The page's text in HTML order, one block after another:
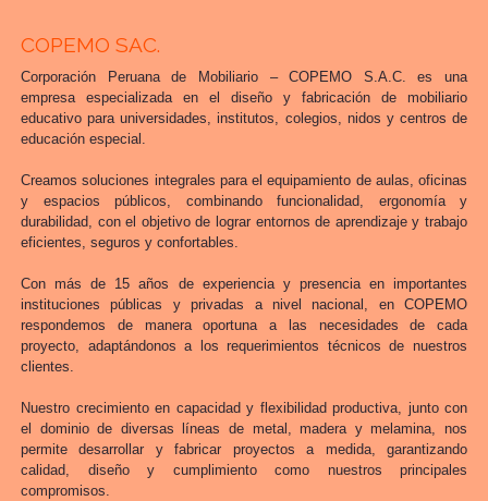
COPEMO SAC.
Corporación Peruana de Mobiliario – COPEMO S.A.C. es una
empresa especializada en el diseño y fabricación de mobiliario
educativo para universidades, institutos, colegios, nidos y centros de
educación especial.
Creamos soluciones integrales para el equipamiento de aulas, oficinas
y espacios públicos, combinando funcionalidad, ergonomía y
durabilidad, con el objetivo de lograr entornos de aprendizaje y trabajo
eficientes, seguros y confortables.
Con más de 15 años de experiencia y presencia en importantes
instituciones públicas y privadas a nivel nacional, en COPEMO
respondemos de manera oportuna a las necesidades de cada
proyecto, adaptándonos a los requerimientos técnicos de nuestros
clientes.
Nuestro crecimiento en capacidad y flexibilidad productiva, junto con
el dominio de diversas líneas de metal, madera y melamina, nos
permite desarrollar y fabricar proyectos a medida, garantizando
calidad, diseño y cumplimiento como nuestros principales
compromisos.